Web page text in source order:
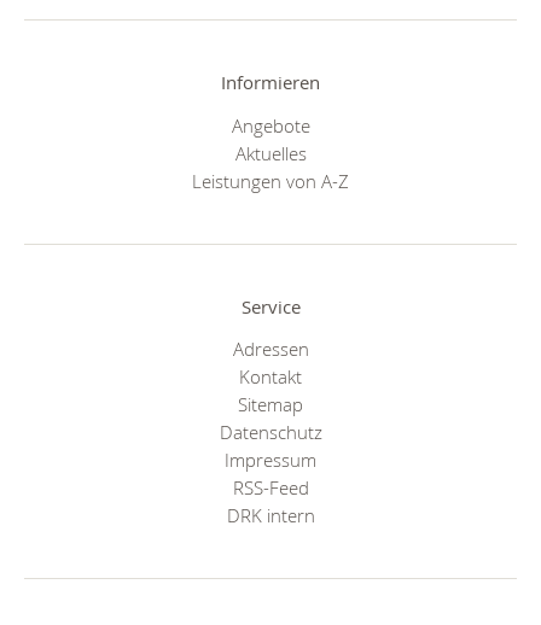
Informieren
Angebote
Aktuelles
Leistungen von A-Z
Service
Adressen
Kontakt
Sitemap
Datenschutz
Impressum
RSS-Feed
DRK intern